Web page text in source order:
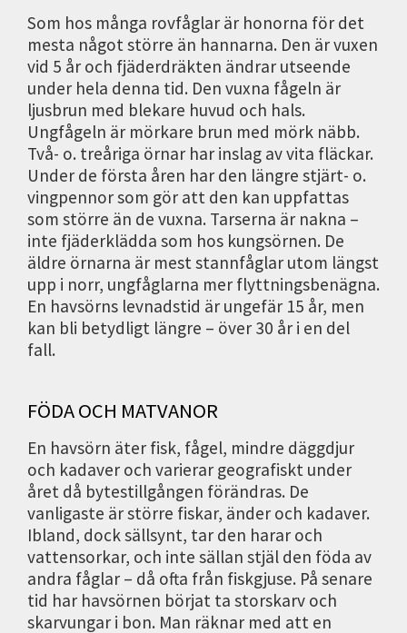
Som hos många rovfåglar är honorna för det
mesta något större än hannarna. Den är vuxen
vid 5 år och fjäderdräkten ändrar utseende
under hela denna tid. Den vuxna fågeln är
ljusbrun med blekare huvud och hals.
Ungfågeln är mörkare brun med mörk näbb.
Två- o. treåriga örnar har inslag av vita fläckar.
Under de första åren har den längre stjärt- o.
vingpennor som gör att den kan uppfattas
som större än de vuxna. Tarserna är nakna –
inte fjäderklädda som hos kungsörnen. De
äldre örnarna är mest stannfåglar utom längst
upp i norr, ungfåglarna mer flyttningsbenägna.
En havsörns levnadstid är ungefär 15 år, men
kan bli betydligt längre – över 30 år i en del
fall.
FÖDA OCH MATVANOR
En havsörn äter fisk, fågel, mindre däggdjur
och kadaver och varierar geografiskt under
året då bytestillgången förändras. De
vanligaste är större fiskar, änder och kadaver.
Ibland, dock sällsynt, tar den harar och
vattensorkar, och inte sällan stjäl den föda av
andra fåglar – då ofta från fiskgjuse. På senare
tid har havsörnen börjat ta storskarv och
skarvungar i bon. Man räknar med att en